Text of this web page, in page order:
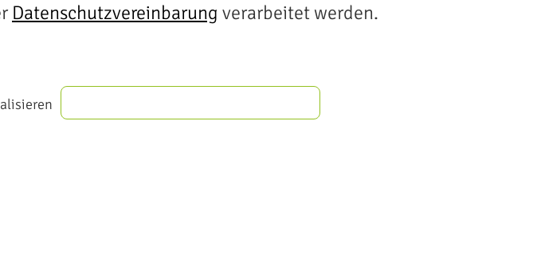
Datenschutzvereinbarung verarbeitet werden.